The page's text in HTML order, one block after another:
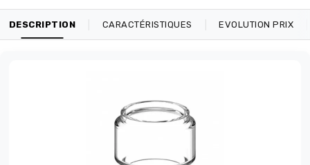
DESCRIPTION CARACTÉRISTIQUES EVOLUTION PRIX